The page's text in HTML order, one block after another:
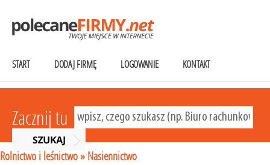
START DODAJ FIRMĘ LOGOWANIE KONTAKT
Zacznij tu
Rolnictwo i leśnictwo» Nasiennictwo